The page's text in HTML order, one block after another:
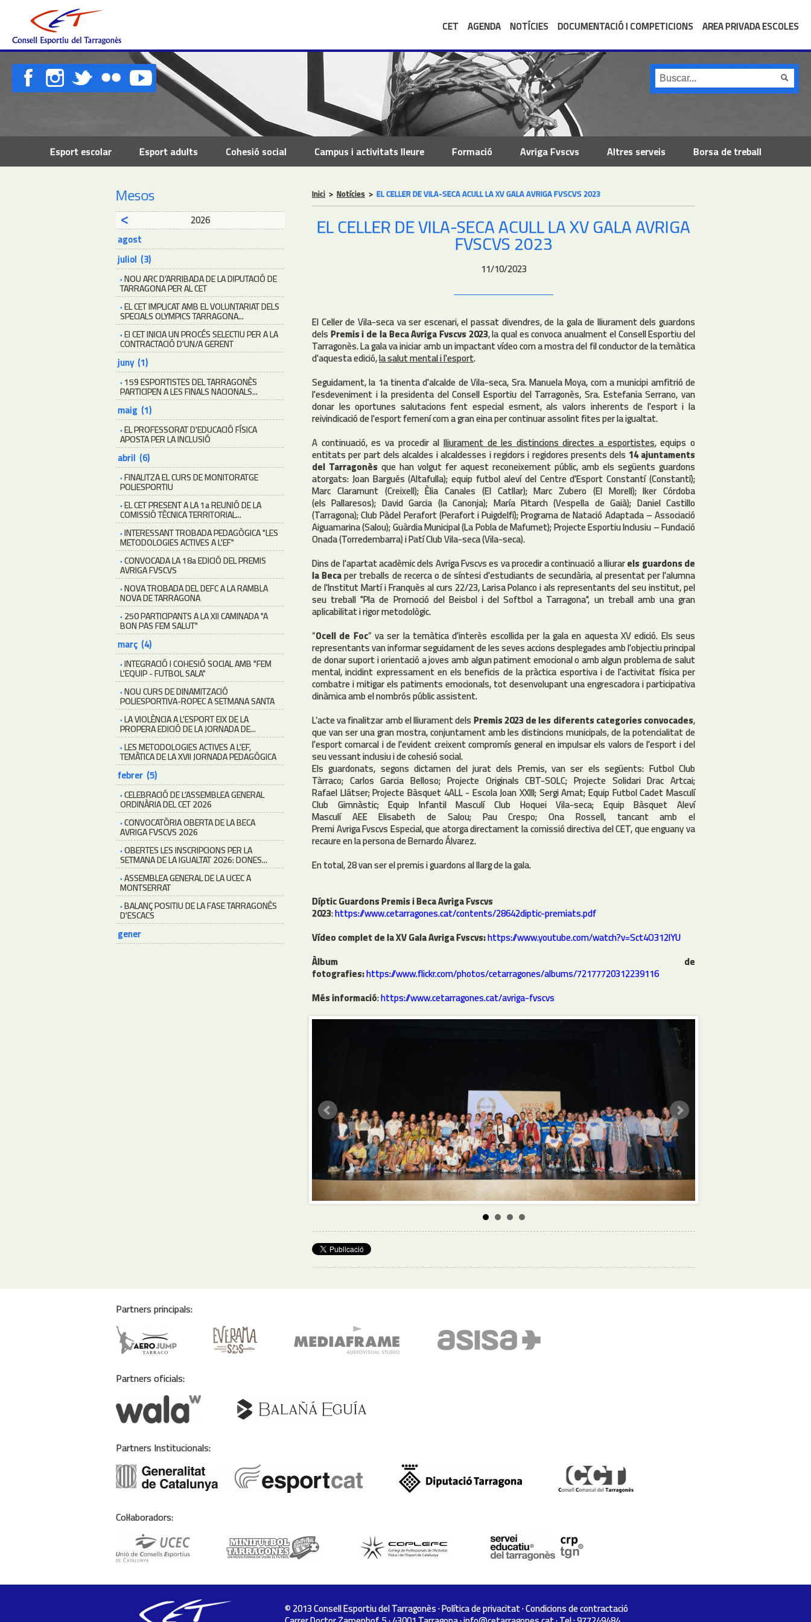
CET AGENDA NOTÍCIES DOCUMENTACIÓ I COMPETICIONS AREA PRIVADA ESCOLES
Esport escolar Esport adults Cohesió social Campus i activitats lleure Formació Avriga Fvscvs Altres serveis Borsa de treball
Mesos
2026
agost
juliol (3)
·NOU ARC D’ARRIBADA DE LA DIPUTACIÓ DE
TARRAGONA PER AL CET
·EL CET IMPLICAT AMB EL VOLUNTARIAT DELS
SPECIALS OLYMPICS TARRAGONA...
·El CET INICIA UN PROCÉS SELECTIU PER A LA
CONTRACTACIÓ D'UN/A GERENT
juny (1)
· 159 ESPORTISTES DEL TARRAGONÈS
PARTICIPEN A LES FINALS NACIONALS...
maig (1)
·EL PROFESSORAT D'EDUCACIÓ FÍSICA
APOSTA PER LA INCLUSIÓ
abril (6)
·FINALITZA EL CURS DE MONITORATGE
POLIESPORTIU
·EL CET PRESENT A LA 1a REUNIÓ DE LA
COMISSIÓ TÈCNICA TERRITORIAL...
·INTERESSANT TROBADA PEDAGÒGICA "LES
METODOLOGIES ACTIVES A L'EF"
·CONVOCADA LA 18a EDICIÓ DEL PREMIS
AVRIGA FVSCVS
·NOVA TROBADA DEL DEFC A LA RAMBLA
NOVA DE TARRAGONA
· 250 PARTICIPANTS A LA XII CAMINADA "A
BON PAS FEM SALUT"
març (4)
·INTEGRACIÓ I COHESIÓ SOCIAL AMB "FEM
L'EQUIP - FUTBOL SALA"
·NOU CURS DE DINAMITZACIÓ
POLIESPORTIVA-ROPEC A SETMANA SANTA
·LA VIOLÈNCIA A L'ESPORT EIX DE LA
PROPERA EDICIÓ DE LA JORNADA DE...
·LES METODOLOGIES ACTIVES A L'EF,
TEMÀTICA DE LA XVII JORNADA PEDAGÒGICA
febrer (5)
·CELEBRACIÓ DE L’ASSEMBLEA GENERAL
ORDINÀRIA DEL CET 2026
·CONVOCATÒRIA OBERTA DE LA BECA
AVRIGA FVSCVS 2026
·OBERTES LES INSCRIPCIONS PER LA
SETMANA DE LA IGUALTAT 2026: DONES...
·ASSEMBLEA GENERAL DE LA UCEC A
MONTSERRAT
·BALANÇ POSITIU DE LA FASE TARRAGONÈS
D'ESCACS
gener
Inici > Notícies > EL CELLER DE VILA-SECA ACULL LA XV GALA AVRIGA FVSCVS 2023
EL CELLER DE VILA-SECA ACULL LA XV GALA AVRIGA
FVSCVS 2023
11/10/2023
El Celler de Vila-seca va ser escenari, el passat divendres, de la gala de lliurament dels guardons
dels Premis i de la Beca Avriga Fvscvs 2023, la qual es convoca anualment el Consell Esportiu del
Tarragonès. La gala va iniciar amb un impactant vídeo com a mostra del fil conductor de la temàtica
d'aquesta edició,la salut mental i l'esport.
Seguidament, la 1a tinenta d'alcalde de Vila-seca, Sra. Manuela Moya, com a municipi amfitrió de
l'esdeveniment i la presidenta del Consell Esportiu del Tarragonès, Sra. Estefania Serrano, van
donar les oportunes salutacions fent especial esment, als valors inherents de l'esport i la
reivindicació de l'esport femení com a gran eina per continuar assolint fites per la igualtat.
A continuació, es va procedir al lliurament de les distincions directes a esportistes, equips o
entitats per part dels alcaldes i alcaldesses i regidors i regidores presents dels 14 ajuntaments
del Tarragonès que han volgut fer aquest reconeixement públic, amb els següents guardons
atorgats: Joan Bargués (Altafulla); equip futbol aleví del Centre d'Esport Constantí (Constantí);
Marc Claramunt (Creixell); Èlia Canales (El Catllar); Marc Zubero (El Morell); Iker Córdoba
(els Pallaresos); David Garcia (la Canonja); María Pitarch (Vespella de Gaià); Daniel Castillo
(Tarragona); Club Pàdel Perafort (Perafort i Puigdelfí); Programa de Natació Adaptada – Associació
Aiguamarina (Salou); Guàrdia Municipal (La Pobla de Mafumet); Projecte Esportiu Inclusiu – Fundació
Onada (Torredembarra) i Patí Club Vila-seca (Vila-seca).
Dins de l'apartat acadèmic dels Avriga Fvscvs es va procedir a continuació a lliurarels guardons de
la Becaper treballs de recerca o de síntesi d'estudiants de secundària, al presentat per l'alumna
de l'Institut Martí i Franquès al curs 22/23, Larisa Polanco i als representants del seu institut, pel
seu treball "Pla de Promoció del Beisbol i del Softbol a Tarragona", un treball amb una gran
aplicabilitat i rigor metodològic.
“Ocell de Foc” va ser la temàtica d'interès escollida per la gala en aquesta XV edició. Els seus
representants van informar seguidament de les seves accions desplegades amb l'objectiu principal
de donar suport i orientació a joves amb algun patiment emocional o amb algun problema de salut
mental, incidint expressament en els beneficis de la pràctica esportiva i de l'activitat física per
combatre i mitigar els patiments emocionals, tot desenvolupant una engrescadora i participativa
dinàmica amb el nombrós públic assistent.
L’acte va finalitzar amb el lliurament dels Premis 2023 de les diferents categories convocades,
que van ser una gran mostra, conjuntament amb les distincions municipals, de la potencialitat de
l'esport comarcal i de l'evident creixent compromís general en impulsar els valors de l'esport i del
seu vessant inclusiu i de cohesió social.
Els guardonats, segons dictamen del jurat dels Premis, van ser els següents: Futbol Club
Tàrraco; Carlos Garcia Belloso; Projecte Originals CBT-SOLC; Projecte Solidari Drac Artcai;
Rafael Llátser; Projecte Bàsquet 4ALL - Escola Joan XXIII; Sergi Amat; Equip Futbol Cadet Masculí
Club Gimnàstic; Equip Infantil Masculí Club Hoquei Vila-seca; Equip Bàsquet Aleví
Masculí AEE Elisabeth de Salou; Pau Crespo; Ona Rossell, tancant amb el
Premi Avriga Fvscvs Especial, que atorga directament la comissió directiva del CET, que enguany va
recaure en la persona de Bernardo Álvarez.
En total, 28 van ser el premis i guardons al llarg de la gala.
Díptic Guardons Premis i Beca Avriga Fvscvs
2023:https://www.cetarragones.cat/contents/28642diptic-premiats.pdf
Vídeo complet de la XV Gala Avriga Fvscvs:https://www.youtube.com/watch?v=Sct4O312lYU
Àlbum de
fotografies:https://www.flickr.com/photos/cetarragones/albums/72177720312239116
Més informació:https://www.cetarragones.cat/avriga-fvscvs
Partners principals:
Partners oficials:
Partners Institucionals:
Col·laboradors:
© 2013 Consell Esportiu del Tarragonès ·Política de privacitat·Condicions de contractació